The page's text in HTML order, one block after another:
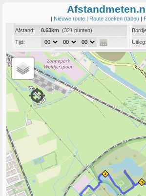
| Nieuwe route | Route zoeken (tabel) |
Afstand:
8.63km (321 punten)
Tijd:
Uitleg:
Coord:
Info:Link naar deze route